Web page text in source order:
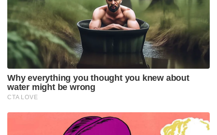
Why everything you thought you knew about
water might be wrong
CTA LOVE